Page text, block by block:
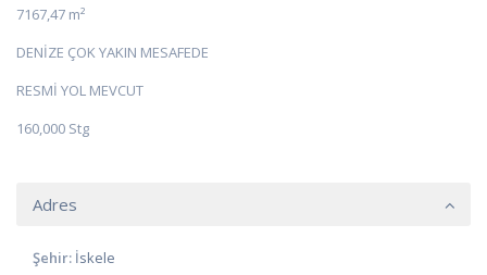
7167,47 m²
DENİZE ÇOK YAKIN MESAFEDE
RESMİ YOL MEVCUT
160,000 Stg
Adres
Şehir: İskele